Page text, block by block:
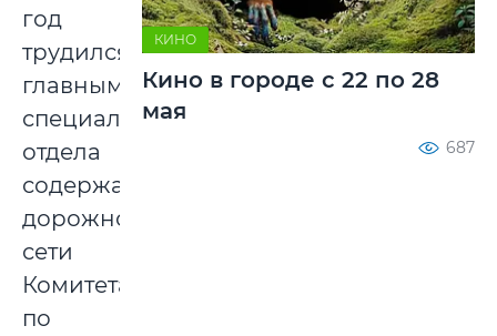
год
трудился
главным
специалистом
отдела
содержания
дорожной
сети
Комитета
по
КИНО
Кино в городе с 22 по 28
мая
687